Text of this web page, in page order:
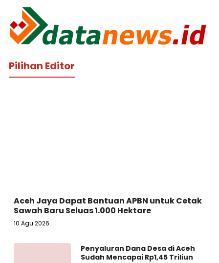
Pilihan Editor
Aceh Jaya Dapat Bantuan APBN untuk Cetak
Sawah Baru Seluas 1.000 Hektare
10 Agu 2026
Penyaluran Dana Desa di Aceh
Sudah Mencapai Rp1,45 Triliun